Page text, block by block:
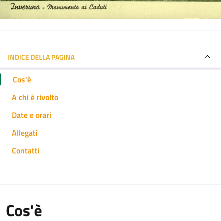
INDICE DELLA PAGINA
Cos'è
A chi è rivolto
Date e orari
Allegati
Contatti
Cos'è